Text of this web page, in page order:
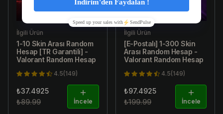
İlgili Ürün
1-10 Skin Arası Random
Hesap [TR Garantili] -
Valorant Random Hesap
4.5(149)
₺37.4925
₺89.99
İncele
İlgili Ürün
[E-Postalı] 1-300 Skin
Arası Random Hesap -
Valorant Random Hesap
4.5(149)
₺97.4925
₺199.99
İncele